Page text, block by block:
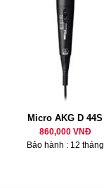
Micro AKG D 44S
860,000 VNĐ
Bảo hành : 12 tháng